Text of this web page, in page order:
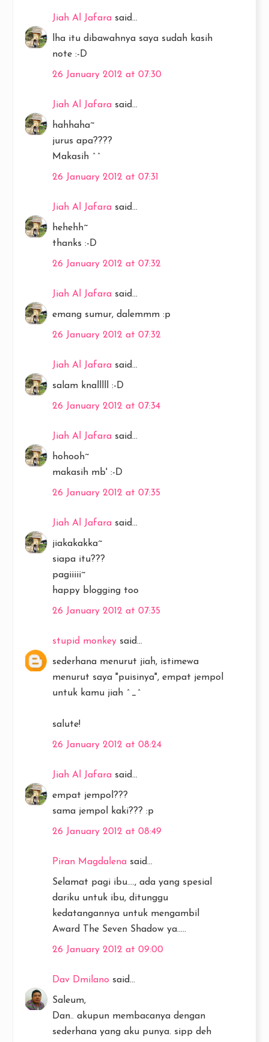
Jiah Al Jafara said...
lha itu dibawahnya saya sudah kasih
note :-D
26 January 2012 at 07:30
Jiah Al Jafara said...
hahhaha~
jurus apa????
Makasih ^^
26 January 2012 at 07:31
Jiah Al Jafara said...
hehehh~
thanks :-D
26 January 2012 at 07:32
Jiah Al Jafara said...
emang sumur, dalemmm :p
26 January 2012 at 07:32
Jiah Al Jafara said...
salam knalllll :-D
26 January 2012 at 07:34
Jiah Al Jafara said...
hohooh~
makasih mb' :-D
26 January 2012 at 07:35
Jiah Al Jafara said...
jiakakakka~
siapa itu???
pagiiiii~
happy blogging too
26 January 2012 at 07:35
stupid monkey said...
sederhana menurut jiah, istimewa
menurut saya "puisinya", empat jempol
untuk kamu jiah ^_^
salute!
26 January 2012 at 08:24
Jiah Al Jafara said...
empat jempol???
sama jempol kaki??? :p
26 January 2012 at 08:49
Piran Magdalena said...
Selamat pagi ibu...., ada yang spesial
dariku untuk ibu, ditunggu
kedatangannya untuk mengambil
Award The Seven Shadow ya.....
26 January 2012 at 09:00
Dav Dmilano said...
Saleum,
Dan.. akupun membacanya dengan
sederhana yang aku punya. sipp deh